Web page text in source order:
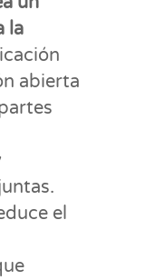
la
abierta
el